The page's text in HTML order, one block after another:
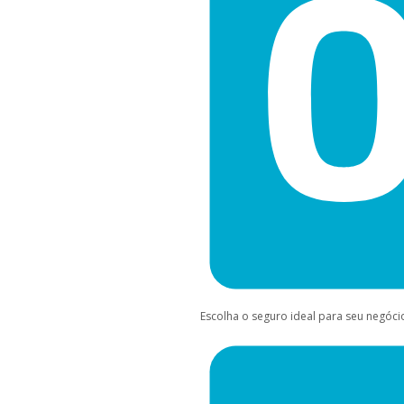
Escolha o seguro ideal para seu